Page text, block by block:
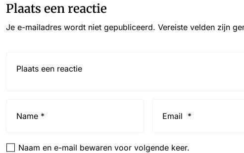
Plaats een reactie
Je e-mailadres wordt niet gepubliceerd. Vereiste velden zijn
Naam en e-mail bewaren voor volgende keer.